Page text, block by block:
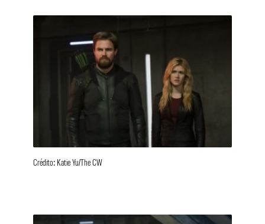
Crédito: Katie Yu/The CW